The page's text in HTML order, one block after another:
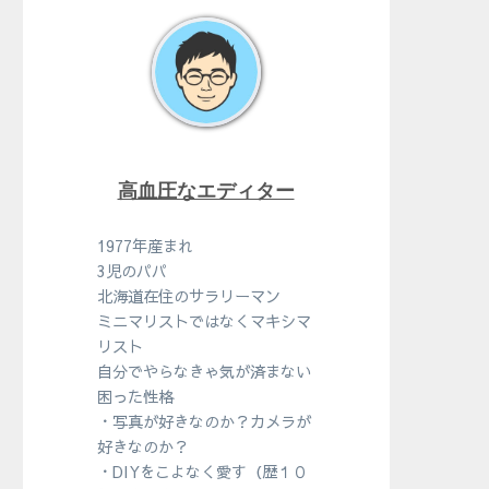
高血圧なエディター
1977年産まれ
3児のパパ
北海道在住のサラリーマン
ミニマリストではなくマキシマ
リスト
自分でやらなきゃ気が済まない
困った性格
・写真が好きなのか？カメラが
好きなのか？
・DIYをこよなく愛す（歴１０